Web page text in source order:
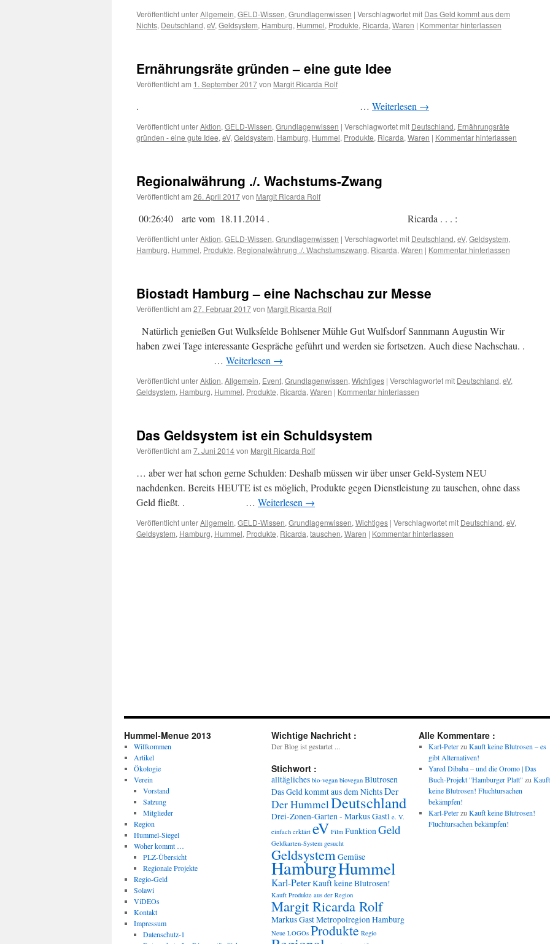
Veröffentlicht unterAllgemein, GELD-Wissen, Grundlagenwissen | Verschlagwortet mit Das Geld kommt aus dem
Nichts, Deutschland, eV, Geldsystem, Hamburg, Hummel, Produkte, Ricarda, Waren | Kommentar hinterlassen
Ernährungsräte gründen – eine gute Idee
Veröffentlicht am 1. September 2017von Margit Ricarda Rolf
. … Weiterlesen →
Veröffentlicht unterAktion, GELD-Wissen, Grundlagenwissen | Verschlagwortet mit Deutschland, Ernährungsräte
gründen - eine gute Idee, eV, Geldsystem, Hamburg, Hummel, Produkte, Ricarda, Waren | Kommentar hinterlassen
Regionalwährung ./. Wachstums-Zwang
Veröffentlicht am 26. April 2017von Margit Ricarda Rolf
00:26:40 arte vom 18.11.2014 . Ricarda . . . :
Veröffentlicht unterAktion, GELD-Wissen, Grundlagenwissen | Verschlagwortet mit Deutschland, eV, Geldsystem,
Hamburg, Hummel, Produkte, Regionalwährung ./. Wachstumszwang, Ricarda, Waren | Kommentar hinterlassen
Biostadt Hamburg – eine Nachschau zur Messe
Veröffentlicht am 27. Februar 2017von Margit Ricarda Rolf
Natürlich genießen Gut Wulksfelde Bohlsener Mühle Gut Wulfsdorf Sannmann Augustin Wir
haben zwei Tage interessante Gespräche geführt und werden sie fortsetzen. Auch diese Nachschau. .
… Weiterlesen →
Veröffentlicht unterAktion, Allgemein, Event, Grundlagenwissen, Wichtiges | Verschlagwortet mit Deutschland, eV,
Geldsystem, Hamburg, Hummel, Produkte, Ricarda, Waren | Kommentar hinterlassen
Das Geldsystem ist ein Schuldsystem
Veröffentlicht am 7. Juni 2014von Margit Ricarda Rolf
… aber wer hat schon gerne Schulden: Deshalb müssen wir über unser Geld-System NEU
nachdenken. Bereits HEUTE ist es möglich, Produkte gegen Dienstleistung zu tauschen, ohne dass
Geld fließt. . … Weiterlesen →
Veröffentlicht unterAllgemein, GELD-Wissen, Grundlagenwissen, Wichtiges | Verschlagwortet mit Deutschland, eV,
Geldsystem, Hamburg, Hummel, Produkte, Ricarda, tauschen, Waren | Kommentar hinterlassen
Hummel-Menue 2013
Willkommen
Artikel
Ökologie
Verein
Vorstand
Satzung
Mitglieder
Region
Hummel-Siegel
Woher kommt …
PLZ-Übersicht
Regionale Projekte
Regio-Geld
Solawi
ViDEOs
Kontakt
Impressum
Datenschutz-1
Wichtige Nachricht :
Der Blog ist gestartet ...
Stichwort :
alltägliches bio-vegan biovegan Blutrosen
Das Geld kommt aus dem NichtsDer
Der HummelDeutschland
Drei-Zonen-Garten - Markus Gastl e. V.
einfach erklärt eV Film FunktionGeld
Geldkarten-System gesucht
GeldsystemGemüse
HamburgHummel
Karl-PeterKauft keine Blutrosen!
Kauft Produkte aus der Region
Margit Ricarda Rolf
Markus GastMetropolregion Hamburg
Neue LOGOs Produkte Regio
Alle Kommentare :
Karl-Peterzu Kauft keine Blutrosen – es
gibt Alternativen!
Yared Dibaba – und die Oromo | Das
Buch-Projekt "Hamburger Platt" zu Kauft
keine Blutrosen! Fluchtursachen
bekämpfen!
Karl-Peterzu Kauft keine Blutrosen!
Fluchtursachen bekämpfen!